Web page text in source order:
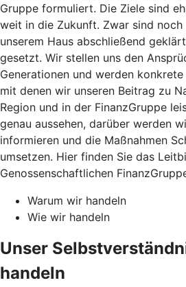
Gruppe formuliert. Die Ziele sind
weit in die Zukunft. Zwar sind
unserem Haus abschließend
gesetzt. Wir stellen uns den
Generationen und werden
mit denen wir unseren Beitrag zu
Region und in der FinanzGruppe
genau aussehen, darüber werden
informieren und die Maßnahmen
umsetzen. Hier finden Sie das
Genossenschaftlichen
Warum wir handeln
Wie wir handeln
Unser
handeln